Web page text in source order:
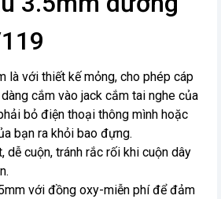
là với thiết kế mỏng, cho phép cáp
cắm vào jack cắm tai nghe của
bỏ điện thoại thông mình hoặc
bạn ra khỏi bao đựng.
dễ cuộn, tránh rắc rối khi cuộn dây
với đồng oxy-miễn phí để đảm